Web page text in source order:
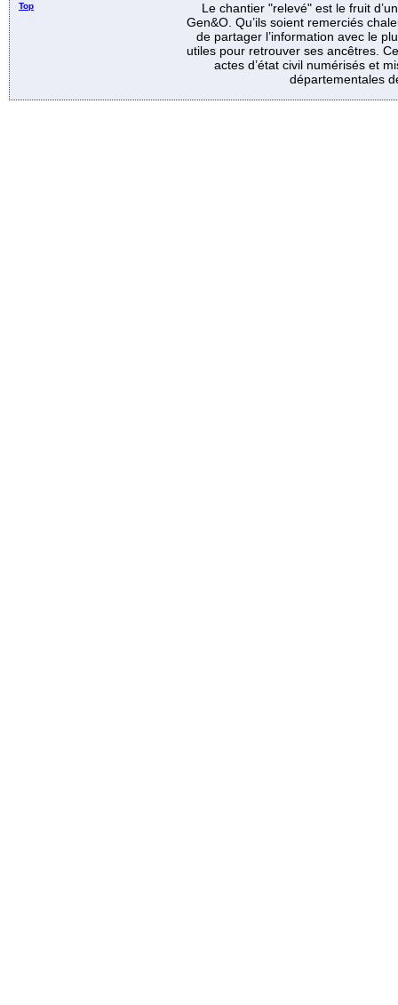
Top
Le chantier "relevé" est le fruit
Gen&O. Qu’ils soient remerciés
de partager l’information avec le
utiles pour retrouver ses ancêtres.
actes d’état civil numérisés et
départementales